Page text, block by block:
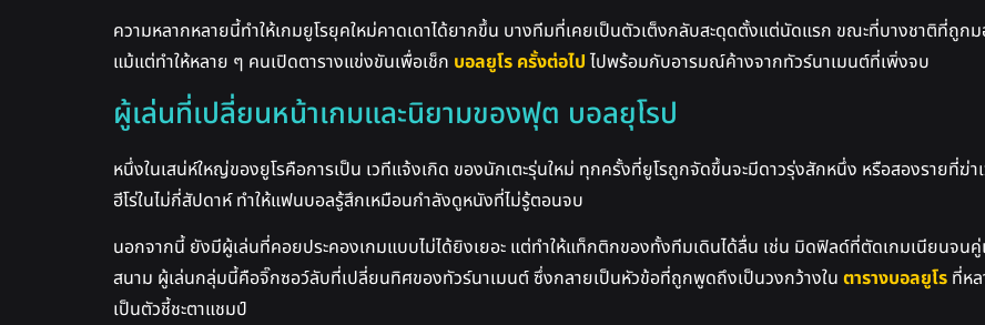
ความหลากหลายนี้ทำให้เกมยูโรยุคใหม่คาดเดาได้ยากขึ้น บางทีมที่เคยเป็นตัวเต็งกลับสะดุดตั้งแต่นัดแรก ขณะที่บางชาติที่ถู
แม้แต่ทำให้หลาย ๆ คนเปิดตารางแข่งขันเพื่อเช็ก บอลยูโร ครั้งต่อไป ไปพร้อมกับอารมณ์ค้างจากทัวร์นาเมนต์ที่เพิ่งจบ
ผู้เล่นที่เปลี่ยนหน้าเกมและนิยามของฟุต บอลยุโรป
หนึ่งในเสน่ห์ใหญ่ของยูโรคือการเป็น เวทีแจ้งเกิด ของนักเตะรุ่นใหม่ ทุกครั้งที่ยูโรถูกจัดขึ้นจะมีดาวรุ่งสักหนึ่ง หรือสองรายที่ฆ่า
ฮีโร่ในไม่กี่สัปดาห์ ทำให้แฟนบอลรู้สึกเหมือนกำลังดูหนังที่ไม่รู้ตอนจบ
นอกจากนี้ ยังมีผู้เล่นที่คอยประคองเกมแบบไม่ได้ยิงเยอะ แต่ทำให้แท็กติกของทั้งทีมเดินได้ลื่น เช่น มิดฟิลด์ที่ตัดเกมเนียนจน
สนาม ผู้เล่นกลุ่มนี้คือจิ๊กซอว์ลับที่เปลี่ยนทิศของทัวร์นาเมนต์ ซึ่งกลายเป็นหัวข้อที่ถูกพูดถึงเป็นวงกว้างใน ตารางบอลยูโร ที่ห
เป็นตัวชี้ชะตาแชมป์